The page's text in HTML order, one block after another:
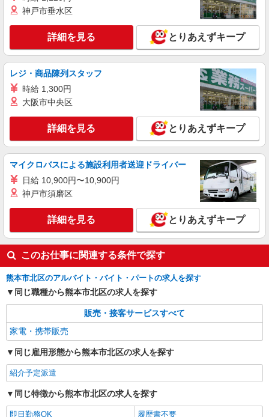
神戸市垂水区
詳細を見る とりあえずキープ
レジ・商品陳列スタッフ
時給 1,300円
大阪市中央区
詳細を見る とりあえずキープ
マイクロバスによる施設利用者送迎ドライバー
日給 10,900円〜10,900円
神戸市須磨区
詳細を見る とりあえずキープ
このお仕事に関連する条件で探す
熊本市北区のアルバイト・バイト・パートの求人を探す
同じ職種から熊本市北区の求人を探す
販売・接客サービスすべて
家電・携帯販売
同じ雇用形態から熊本市北区の求人を探す
紹介予定派遣
同じ特徴から熊本市北区の求人を探す
即日勤務OK
履歴書不要